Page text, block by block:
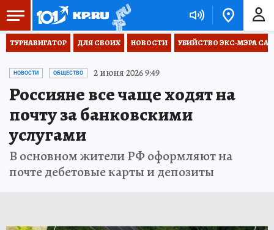
ТУРНАВИГАТОР ДЛЯ СВОИХ НОВОСТИ УБИЙСТВО ЭКС-МЭРА
НОВОСТИ ОБЩЕСТВО 2 июня 2026 9:49
Россияне все чаще ходят на
почту за банковскими
услугами
В основном жители РФ оформляют на
почте дебетовые карты и депозиты